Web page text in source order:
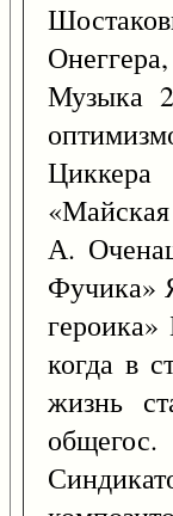
Музыка
А.
Фучика»
когда в
жизнь